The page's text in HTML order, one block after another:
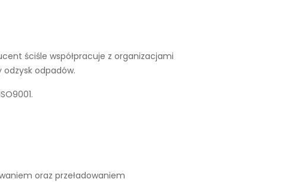
ściśle współpracuje z organizacjami
odpadów.
oraz przeładowaniem